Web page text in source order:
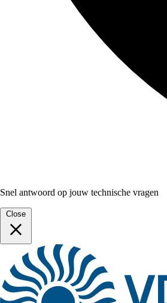
Snel antwoord op jouw technische vragen
Close